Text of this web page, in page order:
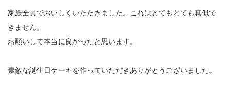
家族全員でおいしくいただきました。これはとてもとても真似で
きません。
お願いして本当に良かったと思います。
素敵な誕生日ケーキを作っていただきありがとうございました。